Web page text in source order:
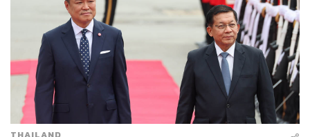
จริง โดยเฉพาะระยะทางวิ่งต่อการชาร์จ ขอให้ระบุมาตรฐาน
การทดสอบให้ชัดเจน อย่าให้ผู้บริโภคต้องผิดหวังเมื่อนำไปใช้
งานจริง สำหรับพี่น้องประชาชนที่กำลังตัดสินใจซื้อรถยนต์
ไฟฟ้า ขอให้ใช้ฉลากเป็นเครื่องมือตรวจสอบข้อมูลก่อนซื้อ
ทุกครั้ง อ่านฉลากให้ครบทุกรายการ สอบถามมาตรฐานการ
ทดสอบระยะทางวิ่ง อ่านสัญญาจองให้ละเอียด พร้อมเก็บใบ
เสร็จ ใบจอง โบรชัวร์ และเอกสารโฆษณาทุกชิ้นไว้เป็นหลัก
ฐาน หากพบว่าฉลากไม่ครบ ข้อมูลไม่ตรงตามจริง หรือถูก